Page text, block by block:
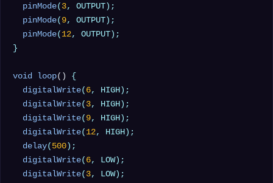
pinMode( 3, OUTPUT);
pinMode( 9, OUTPUT);
pinMode( 12, OUTPUT);
}
void loop()
{
digitalWrite( 6, HIGH);
digitalWrite( 3, HIGH);
digitalWrite( 9, HIGH);
digitalWrite( 12, HIGH);
delay( 500 );
digitalWrite( 6, LOW);
digitalWrite( 3, LOW);